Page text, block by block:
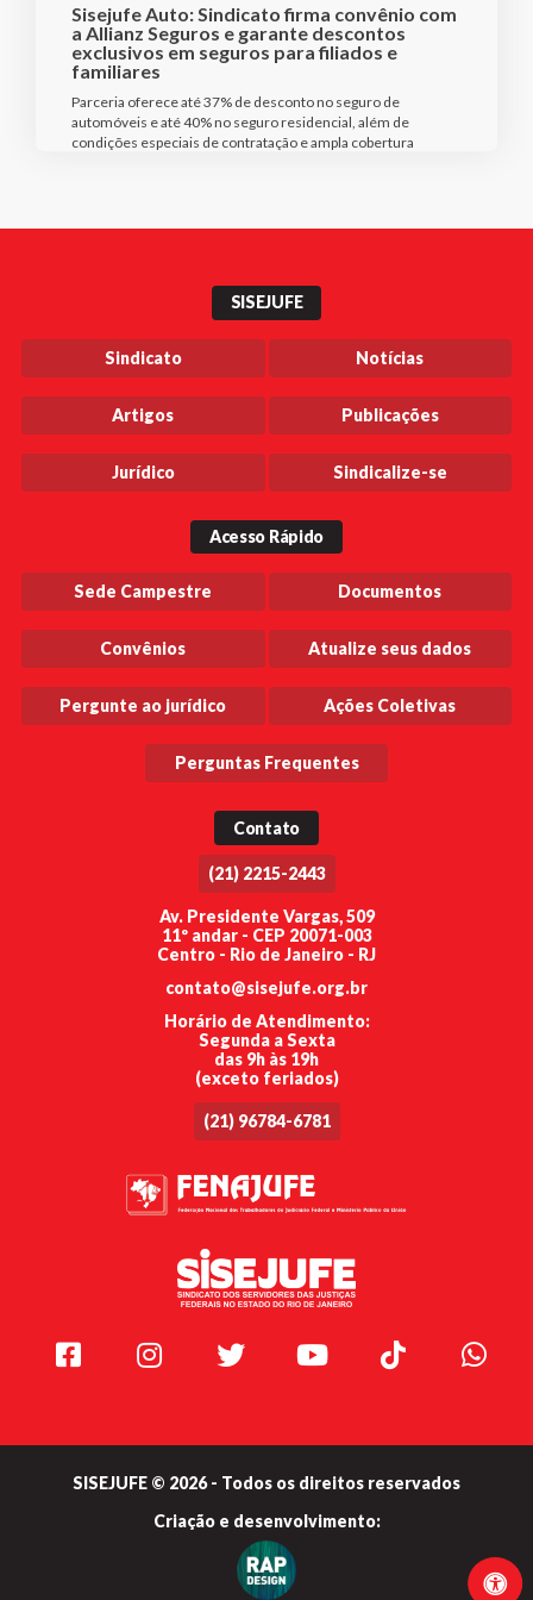
Sisejufe Auto: Sindicato firma convênio com
a Allianz Seguros e garante descontos
exclusivos em seguros para filiados e
familiares
Parceria oferece até 37% de desconto no seguro de
automóveis e até 40% no seguro residencial, além de
condições especiais de contratação e ampla cobertura
SISEJUFE
Sindicato Notícias
Artigos Publicações
Jurídico Sindicalize-se
Acesso Rápido
Sede Campestre Documentos
Convênios Atualize seus dados
Pergunte ao jurídico Ações Coletivas
Perguntas Frequentes
Contato
(21) 2215-2443
Av. Presidente Vargas, 509
11º andar - CEP 20071-003
Centro - Rio de Janeiro - RJ
contato@sisejufe.org.br
Horário de Atendimento:
Segunda a Sexta
das 9h às 19h
(exceto feriados)
(21) 96784-6781
Facebook Instagram Twitter Youtube TikTok
SISEJUFE © 2026 - Todos os direitos reservados
Criação e desenvolvimento: